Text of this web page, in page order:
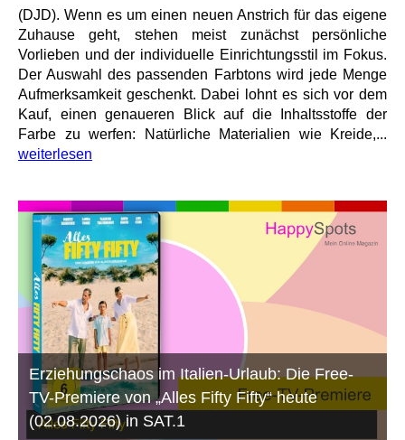
(DJD). Wenn es um einen neuen Anstrich für das eigene
Zuhause geht, stehen meist zunächst persönliche
Vorlieben und der individuelle Einrichtungsstil im Fokus.
Der Auswahl des passenden Farbtons wird jede Menge
Aufmerksamkeit geschenkt. Dabei lohnt es sich vor dem
Kauf, einen genaueren Blick auf die Inhaltsstoffe der
Farbe zu werfen: Natürliche Materialien wie Kreide,...
weiterlesen
Erziehungschaos im Italien-Urlaub: Die Free-
TV-Premiere von „Alles Fifty Fifty“ heute
(02.08.2026) in SAT.1